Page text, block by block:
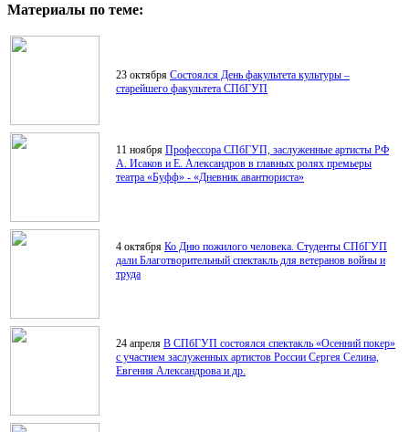
Материалы по теме:
23 октября Состоялся День факультета культуры –
старейшего факультета СПбГУП
11 ноября Профессора СПбГУП, заслуженные артисты РФ
А. Исаков и Е. Александров в главных ролях премьеры
театра «Буфф» - «Дневник авантюриста»
4 октября Ко Дню пожилого человека. Студенты СПбГУП
дали Благотворительный спектакль для ветеранов войны и
труда
24 апреля В СПбГУП состоялся спектакль «Осенний покер»
с участием заслуженных артистов России Сергея Селина,
Евгения Александрова и др.